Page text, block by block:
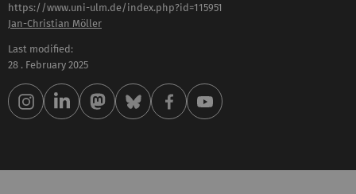
https://www.uni-ulm.de/index.php?id=115951
Jan-Christian Möller
Last modified:
28 . February 2025